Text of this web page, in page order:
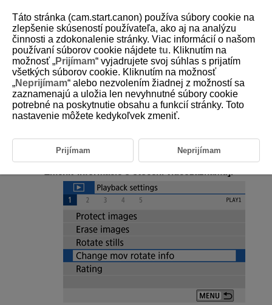
D101-124
Zmena informácií o orientácii
videozáznamu
Môžete manuálne zmeniť informácie o orientácii videozáznamu (ktoré
Vyberte položku [ : Change mov rotate info/
:
Táto stránka (cam.start.canon) používa súbory cookie na
zlepšenie skúseností používateľa, ako aj na analýzu
činnosti a zdokonalenie stránky. Viac informácií o našom
používaní súborov cookie nájdete tu. Kliknutím na
možnosť „Prijímam“ vyjadrujete svoj súhlas s prijatím
všetkých súborov cookie. Kliknutím na možnosť
„Neprijímam“ alebo nezvolením žiadnej z možností sa
zaznamenajú a uložia len nevyhnutné súbory cookie
potrebné na poskytnutie obsahu a funkcií stránky. Toto
nastavenie môžete kedykoľvek zmeniť.
Prijímam Neprijímam